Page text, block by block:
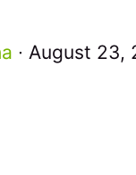
August 23,